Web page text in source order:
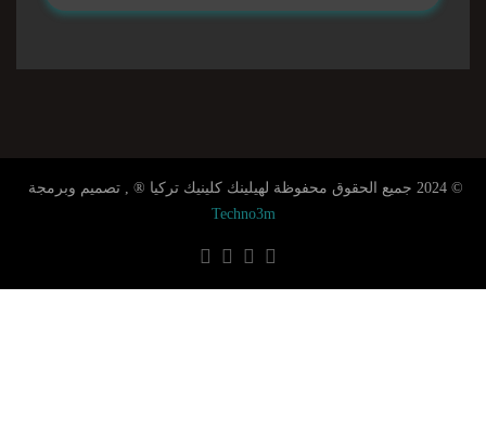
© 2024 جميع الحقوق محفوظة لهيلينك كلينيك تركيا ® , تصميم وبرمجة
Techno3m